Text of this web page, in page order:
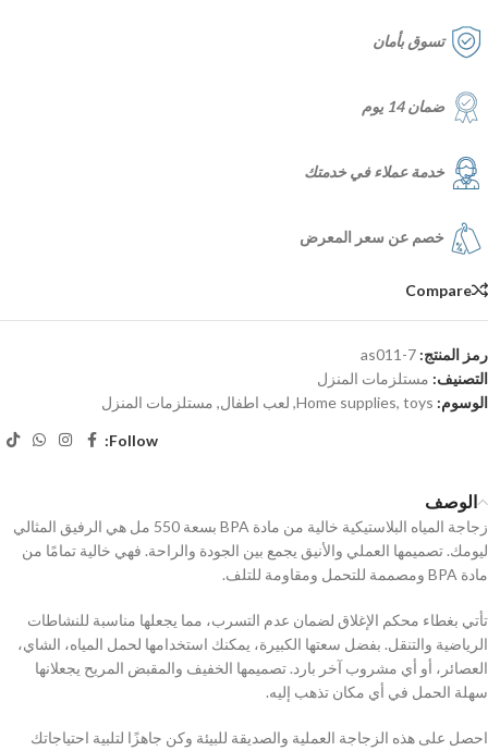
تسوق بأمان
ضمان 14 يوم
خدمة عملاء في خدمتك
خصم عن سعر المعرض
Compare
رمز المنتج: as011-7
التصنيف: مستلزمات المنزل
الوسوم:
Home supplies, toys
, لعب اطفال, مستلزمات المنزل
Follow:
الوصف
زجاجة المياه البلاستيكية خالية من مادة BPA بسعة 550 مل هي الرفيق المثالي
ليومك. تصميمها العملي والأنيق يجمع بين الجودة والراحة. فهي خالية تمامًا من
مادة BPA ومصممة للتحمل ومقاومة للتلف.
تأتي بغطاء محكم الإغلاق لضمان عدم التسرب، مما يجعلها مناسبة للنشاطات
الرياضية والتنقل. بفضل سعتها الكبيرة، يمكنك استخدامها لحمل المياه، الشاي،
العصائر، أو أي مشروب آخر بارد. تصميمها الخفيف والمقبض المريح يجعلانها
سهلة الحمل في أي مكان تذهب إليه.
احصل على هذه الزجاجة العملية والصديقة للبيئة وكن جاهزًا لتلبية احتياجاتك